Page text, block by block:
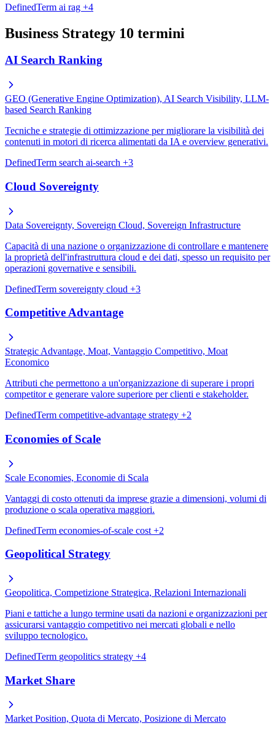
DefinedTerm ai rag +4
Business Strategy 10 termini
AI Search Ranking
GEO (Generative Engine Optimization), AI Search Visibility, LLM-
based Search Ranking
Tecniche e strategie di ottimizzazione per migliorare la visibilità dei
contenuti in motori di ricerca alimentati da IA e overview generativi.
DefinedTerm search ai-search +3
Cloud Sovereignty
Data Sovereignty, Sovereign Cloud, Sovereign Infrastructure
Capacità di una nazione o organizzazione di controllare e mantenere
la proprietà dell'infrastruttura cloud e dei dati, spesso un requisito per
operazioni governative e sensibili.
DefinedTerm sovereignty cloud +3
Competitive Advantage
Strategic Advantage, Moat, Vantaggio Competitivo, Moat
Economico
Attributi che permettono a un'organizzazione di superare i propri
competitor e generare valore superiore per clienti e stakeholder.
DefinedTerm competitive-advantage strategy +2
Economies of Scale
Scale Economies, Economie di Scala
Vantaggi di costo ottenuti da imprese grazie a dimensioni, volumi di
produzione o scala operativa maggiori.
DefinedTerm economies-of-scale cost +2
Geopolitical Strategy
Geopolitica, Competizione Strategica, Relazioni Internazionali
Piani e tattiche a lungo termine usati da nazioni e organizzazioni per
assicurarsi vantaggio competitivo nei mercati globali e nello
sviluppo tecnologico.
DefinedTerm geopolitics strategy +4
Market Share
Market Position, Quota di Mercato, Posizione di Mercato